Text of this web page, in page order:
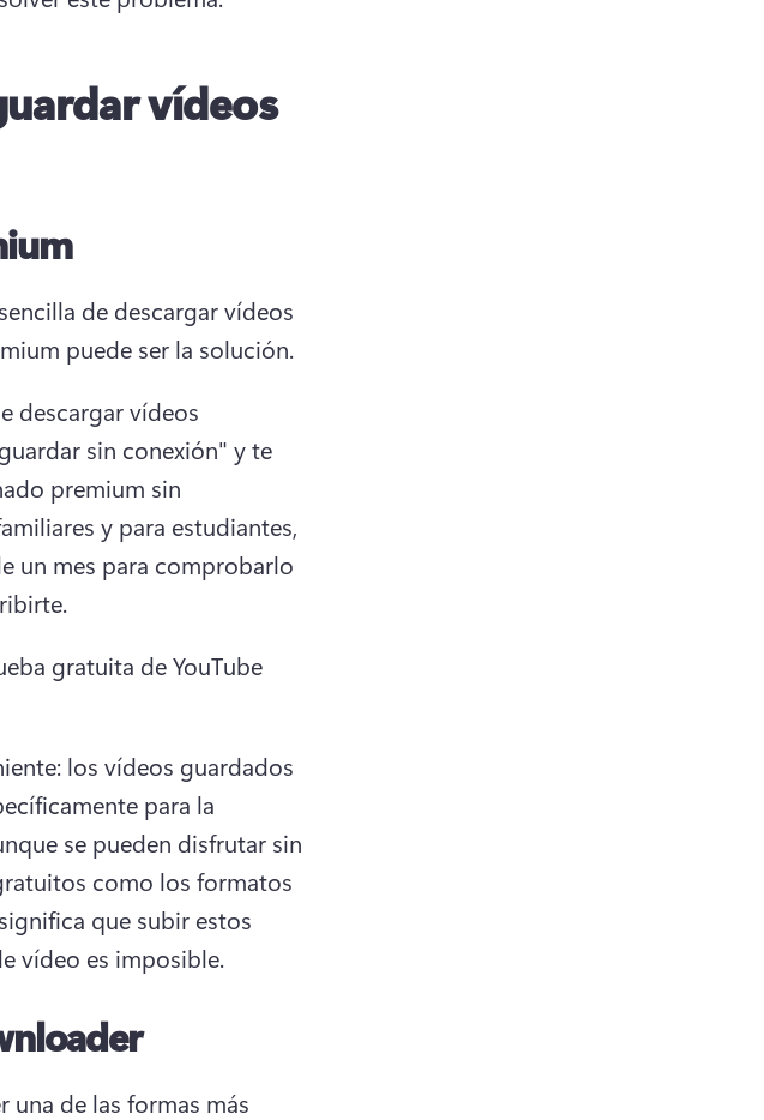
vídeos
de descargar vídeos
puede ser la solución.
descargar vídeos
sin conexión" y te
premium sin
y para estudiantes,
un mes para comprobarlo
gratuita de YouTube
in a new tab)
los vídeos guardados
para la
se pueden disfrutar sin
como los formatos
que subir estos
vídeo es imposible.
una de las formas más